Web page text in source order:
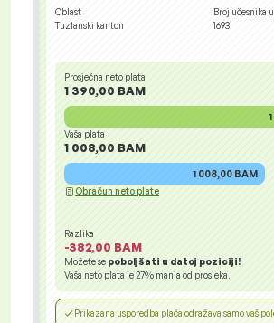
Oblast
Tuzlanski kanton
Broj učesnika
1693
Prosječna neto plata
1 390,00 BAM
Vaša plata
1 008,00 BAM
1 008,00 BAM
Obračun neto plate
Razlika
-382,00 BAM
Možete se poboljšati u datoj poziciji!
Vaša neto plata je27% manja od prosjeka.
Prikazana usporedba plaća odražava samo vaš